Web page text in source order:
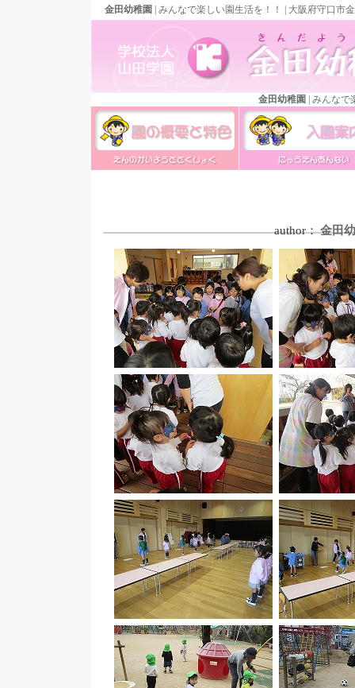
金田幼稚園 | みんなで楽しい園生活を！！ | 大阪府守口市
金田幼稚園 | みんな
author：金田